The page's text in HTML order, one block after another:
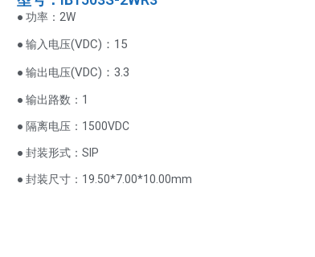
● 功率：2W
● 输入电压(VDC)：15
● 输出电压(VDC) ：3.3
● 输出路数：1
● 隔离电压：1500VDC
● 封装形式：SIP
● 封装尺寸：19.50*7.00*10.00mm